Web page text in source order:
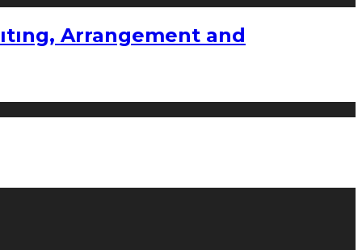
Arrangement and